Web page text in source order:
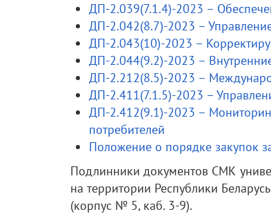
ДП-2.039(7.1.4)-2023 –
ДП-2.042(8.7)-2023 –
ДП-2.043(10)-2023 –
ДП-2.044(9.2)-2023 –
ДП-2.212(8.5)-2023 –
ДП-2.411(7.1.5)-2023 –
ДП-2.412(9.1)-2023 –
потребителей
Положение о порядке закупок
Подлинники документов СМК
на территории Республики
(корпус № 5, каб. 3-9).